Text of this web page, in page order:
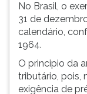
No Brasil, o
31 de
calendário,
1964.
O principio da
tributário, pois,
exigência de